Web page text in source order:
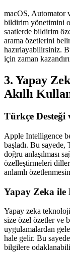
macOS, Automator
bildirim yönetimini
saatlerde bildirim
arama özetlerini
hazırlayabilirsiniz.
için zaman
3. Yapay
Akıllı
Türkçe
Apple Intelligence
başladı. Bu
doğru anlaşılması
özelleştirmeleri
anlamlı
Yapay Zeka ile
Yapay zeka
size özel özetler ve
uygulamalardan
hale gelir. Bu
bilgilere